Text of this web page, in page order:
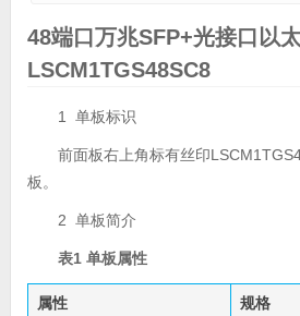
48端口万兆SFP+光接口以
LSCM1TGS48SC8
1 单板标识
前面板右上角标有丝印
板。
2 单板简介
表1 单板属性
属性 规格